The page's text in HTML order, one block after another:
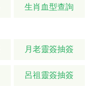
生肖血型查詢
月老靈簽抽簽
呂祖靈簽抽簽